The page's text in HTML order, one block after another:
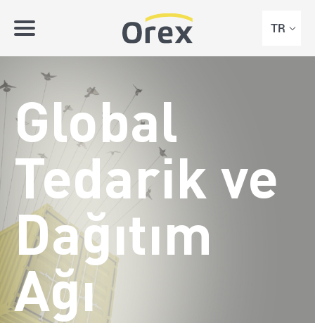
TR
Global
Tedarik ve
Dağıtım
Ağı